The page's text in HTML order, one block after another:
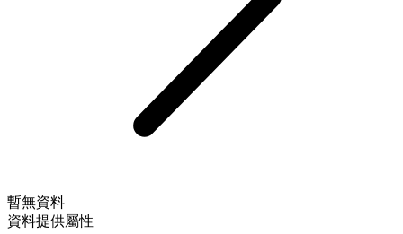
暫無資料
資料提供屬性